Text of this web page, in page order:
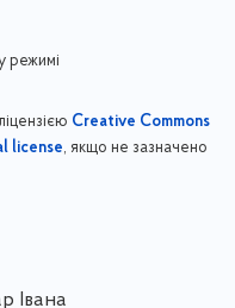
режимі
Creative Commons
license, якщо не зазначено
Івана